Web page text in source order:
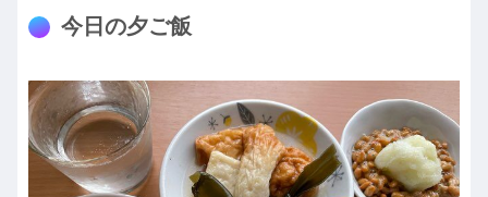
今日の夕ご飯